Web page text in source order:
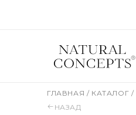
ГЛАВНАЯ / КАТАЛОГ /
НАЗАД